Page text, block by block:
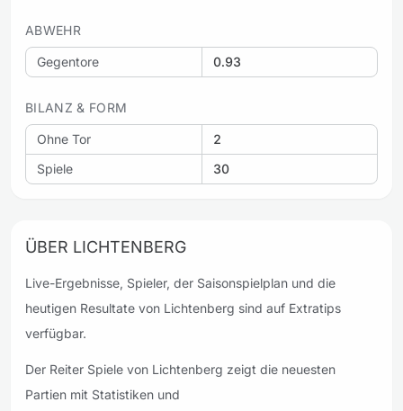
ABWEHR
Gegentore 0.93
BILANZ & FORM
Ohne Tor
2
Spiele
30
ÜBER LICHTENBERG
Live-Ergebnisse, Spieler, der Saisonspielplan und die
heutigen Resultate von Lichtenberg sind auf Extratips
verfügbar.
Der Reiter Spiele von Lichtenberg zeigt die neuesten
Partien mit Statistiken und